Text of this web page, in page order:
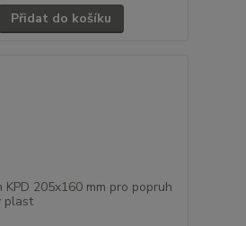
Přidat do košíku